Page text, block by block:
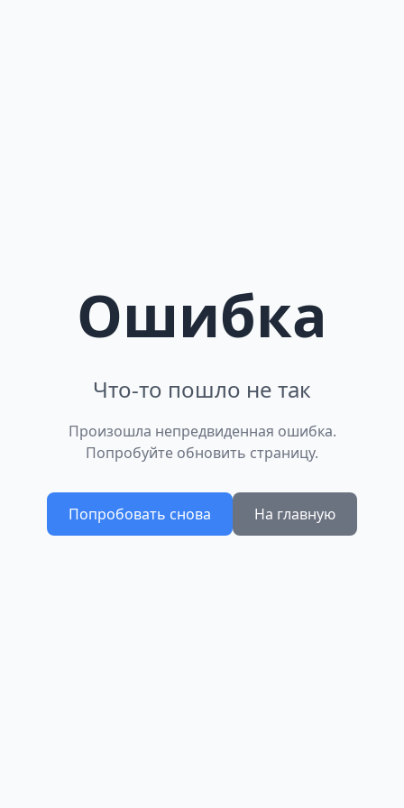
Ошибка
Что-то пошло не так
Произошла непредвиденная ошибка.
Попробуйте обновить страницу.
Попробовать снова На главную